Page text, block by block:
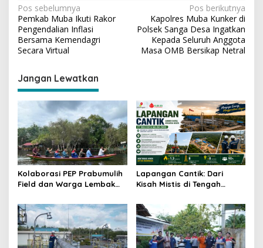
N
a
v
i
g
a
i
p
o
s
Pos sebelumnya
Pemkab Muba Ikuti Rakor
Pengendalian Inflasi
Bersama Kemendagri
Secara Virtual
Pos berikutnya
Kapolres Muba Kunker di
Polsek Sanga Desa Ingatkan
Kepada Seluruh Anggota
Masa OMB Bersikap Netral
Jangan Lewatkan
Kolaborasi PEP Prabumulih
Field dan Warga Lembak
Sumber Penghidupan
Berkelanjutan
Lapangan Cantik: Dari
Kisah Mistis di Tengah
Strategis Penopang Energi
Indonesia